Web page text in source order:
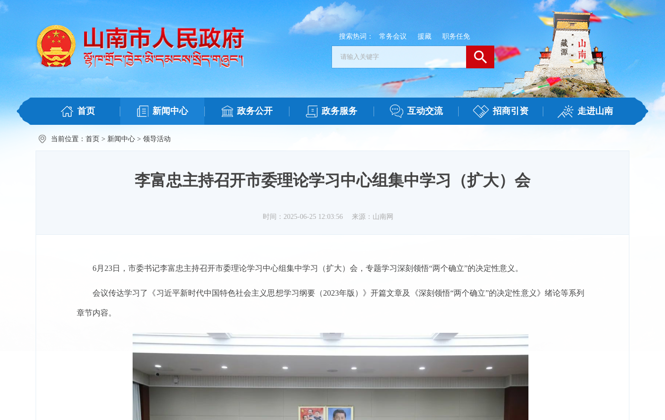
搜索热词： 常务会议 援藏 职务任免
首页 新闻中心 政务公开 政务服务 互动交流 招商引资 走进山南
当前位置： 首页 > 新闻中心 > 领导活动
李富忠主持召开市委理论学习中心组集中学习（扩大）会
时间：2025-06-25 12:03:56 来源：山南网
6月23日，市委书记李富忠主持召开市委理论学习中心组集中学习（扩大）会，专题学习深刻领悟“两个确立”的决定性意义。
会议传达学习了《习近平新时代中国特色社会主义思想学习纲要（2023年版）》开篇文章及《深刻领悟“两个确立”的决定性意义》绪论等系列
章节内容。